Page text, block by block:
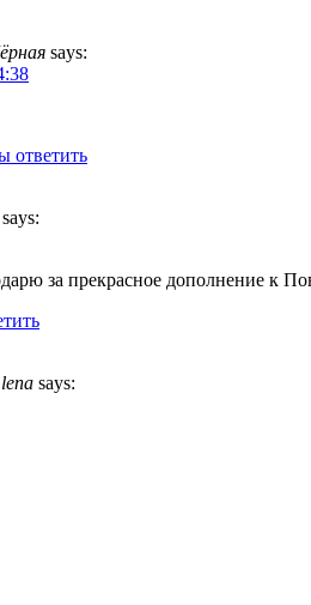
says:
ответить
says:
за прекрасное дополнение к
says: